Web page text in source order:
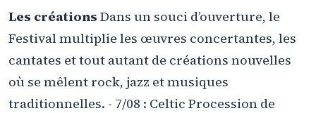
Les créations Dans un souci d’ouverture, le
Festival multiplie les œuvres concertantes, les
cantates et tout autant de créations nouvelles
où se mêlent rock, jazz et musiques
traditionnelles. - 7/08 : Celtic Procession de